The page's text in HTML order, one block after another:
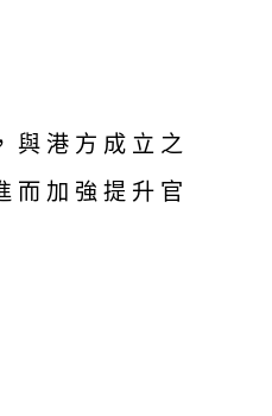
與港方成立之
而加強提升官